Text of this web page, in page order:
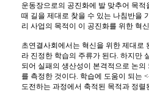
운동장으로의 공진화에 발 맞추어 목
때 길을 제대로 찾을 수 있는 나침반을
리 사업의 목적이 이 공진화를 위한 혁
초연결사회에서는 혁신을 위한 제대로
라 진정한 학습의 주류가 된다. 하지만
되어 실패의 생산성이 본격적으로 논
를 측정한 것이다. 학습에 도움이 되는
도전하는 과정에서 축적된 목적과 정